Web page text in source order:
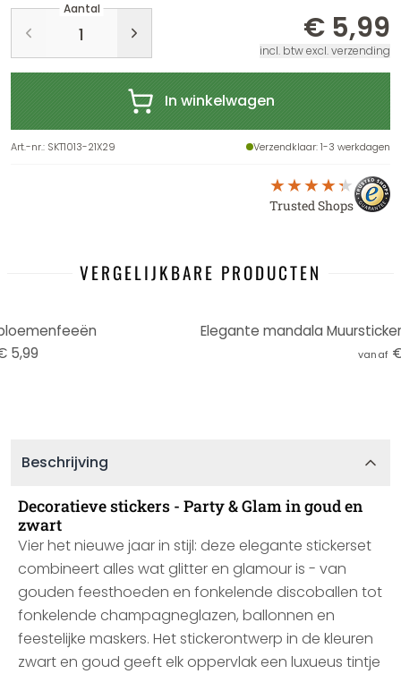
Aantal
€ 5,99
incl. btw excl. verzending
In winkelwagen
Art.-nr.: SKT1013-21X29 Verzendklaar: 1-3 werkdagen
Trusted Shops
VERGELIJKBARE PRODUCTEN
5,99
vanaf
Beschrijving
Decoratieve stickers - Party & Glam in goud en
zwart
Vier het nieuwe jaar in stijl: deze elegante stickerset
combineert alles wat glitter en glamour is - van
gouden feesthoeden en fonkelende discoballen tot
fonkelende champagneglazen, ballonnen en
feestelijke maskers. Het stickerontwerp in de kleuren
zwart en goud geeft elk oppervlak een luxueus tintje